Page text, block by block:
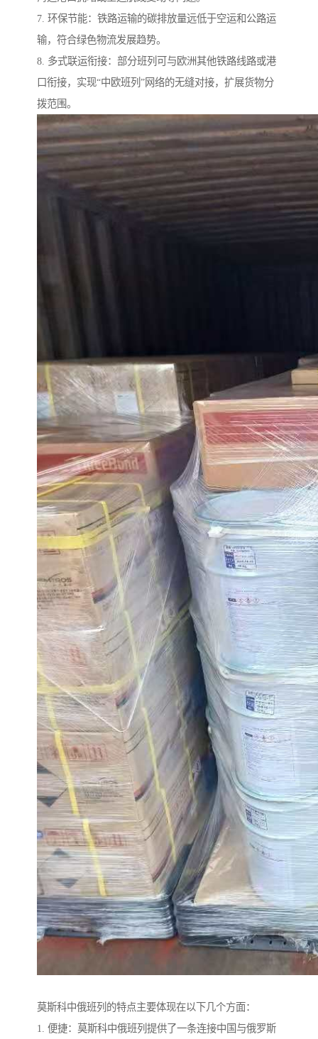
7. 环保节能：铁路运输的碳排放量远低于空运和公路运
输，符合绿色物流发展趋势。
8. 多式联运衔接：部分班列可与欧洲其他铁路线路或港
口衔接，实现“中欧班列”网络的无缝对接，扩展货物分
拨范围。
莫斯科中俄班列的特点主要体现在以下几个方面：
1. 便捷：莫斯科中俄班列提供了一条连接中国与俄罗斯